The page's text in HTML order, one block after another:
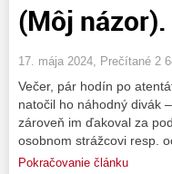
(Môj názor).
17. mája 2024, Prečítané 2
Večer, pár hodín po
natočil ho náhodný divák
zároveň im ďakoval za
osobnom strážcovi resp.
Pokračovanie článku